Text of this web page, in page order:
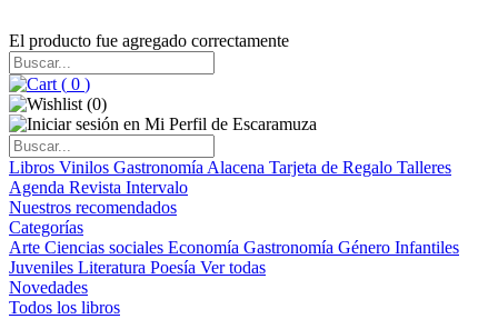
El producto fue agregado correctamente
( 0 )
(0)
Libros Vinilos Gastronomía Alacena Tarjeta de Regalo Talleres
Agenda Revista Intervalo
Nuestros recomendados
Categorías
Arte Ciencias sociales Economía Gastronomía Género Infantiles
Juveniles Literatura Poesía Ver todas
Novedades
Todos los libros